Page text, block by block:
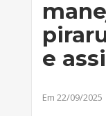
e
Em 22/09/2025